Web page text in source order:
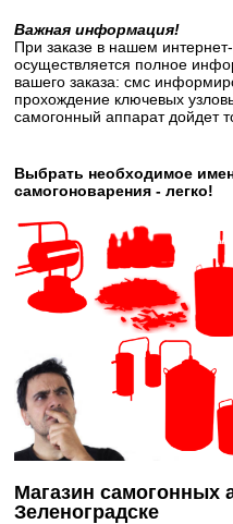
Важная информация!
При заказе в нашем
осуществляется полное
вашего заказа: смс
прохождение ключевых
самогонный аппарат дойдет
Выбрать необходимое
самогоноварения - легко!
Магазин самогонных
Зеленоградске